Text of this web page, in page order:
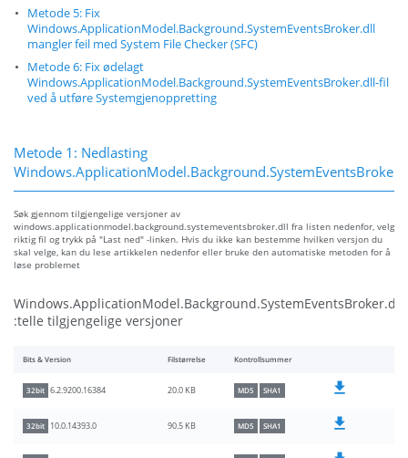
Metode 5: Fix
Windows.ApplicationModel.Background.SystemEventsBroker.dll
mangler feil med System File Checker (SFC)
Metode 6: Fix ødelagt
Windows.ApplicationModel.Background.SystemEventsBroker.dll-fil
ved å utføre Systemgjenoppretting
Metode 1: Nedlasting
Søk gjennom tilgjengelige versjoner av
windows.applicationmodel.background.systemeventsbroker.dll fra listen nedenfor, velg
riktig fil og trykk på "Last ned" -linken. Hvis du ikke kan bestemme hvilken versjon du
skal velge, kan du lese artikkelen nedenfor eller bruke den automatiske metoden for å
løse problemet
Windows.ApplicationModel.Background.SystemEventsBroker.dll,
:telle tilgjengelige versjoner
Bits & Version Filstørrelse Kontrollsummer
32bit 6.2.9200.16384 20.0 KB MD5 SHA1
32bit 10.0.14393.0 90.5 KB MD5 SHA1